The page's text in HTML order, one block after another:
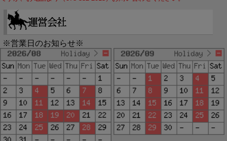
※営業日のお知らせ※